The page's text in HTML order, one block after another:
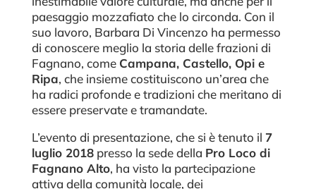
paesaggio mozzafiato che lo circonda. Con il
suo lavoro, Barbara Di Vincenzo ha permesso
di conoscere meglio la storia delle frazioni di
Fagnano, come Campana, Castello, Opi e
Ripa, che insieme costituiscono un’area che
ha radici profonde e tradizioni che meritano di
essere preservate e tramandate.
L’evento di presentazione, che si è tenuto il 7
luglio 2018presso la sede della Pro Loco di
Fagnano Alto, ha visto la partecipazione
attiva della comunità locale, dei